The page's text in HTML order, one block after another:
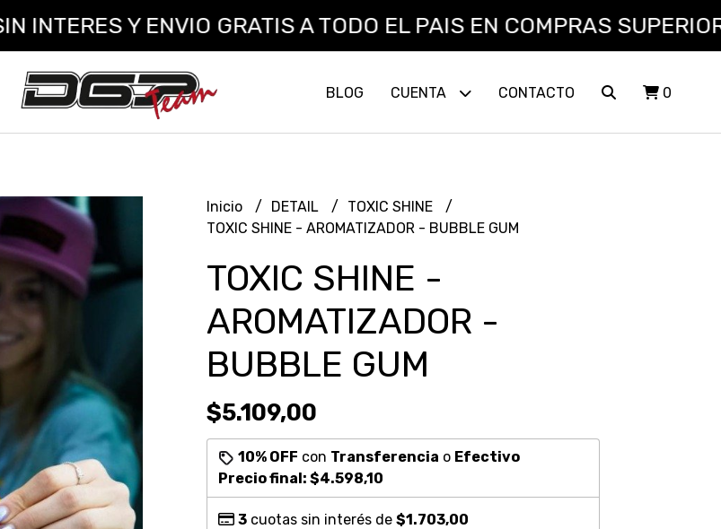
Y ENVIO GRATIS A TODO EL PAIS EN COMPRAS SUPERIORES
BLOG CUENTA CONTACTO 0
Inicio DETAIL
TOXIC SHINE
TOXIC SHINE - AROMATIZADOR - BUBBLE GUM
TOXIC SHINE -
AROMATIZADOR -
BUBBLE GUM
$5.109,00
10% OFF con Transferencia o Efectivo
Precio final: $4.598,10
3cuotas sin interés de $1.703,00